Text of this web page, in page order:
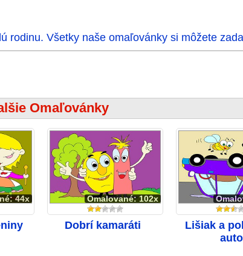
rodinu. Všetky naše omaľovánky si môžete
Omaľovánky
44x Omalované: 102x
Dobrí kamaráti
Lišiak a
auto